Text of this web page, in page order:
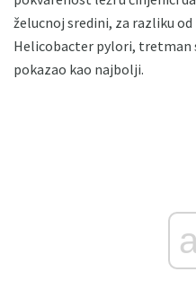
želucnoj sredini, za razliku
Helicobacter pylori, tretman
pokazao kao najbolji.